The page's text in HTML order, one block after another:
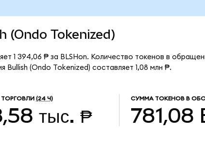
(Ondo Tokenized)
1 394,06 ₱ за BLSHon. Количество токенов в
Bullish (Ondo Tokenized) составляет 1,08 млн ₱.
(24 Ч)
тыс. ₱
СУММА ТОКЕНОВ В
781,08